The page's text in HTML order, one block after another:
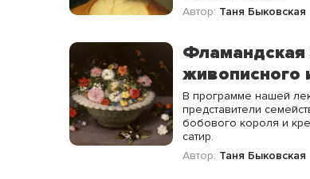
Автор: Таня Быковская
Фламандская
живописного
В программе нашей
представители
бобового короля и
сатир.
Автор: Таня Быковская